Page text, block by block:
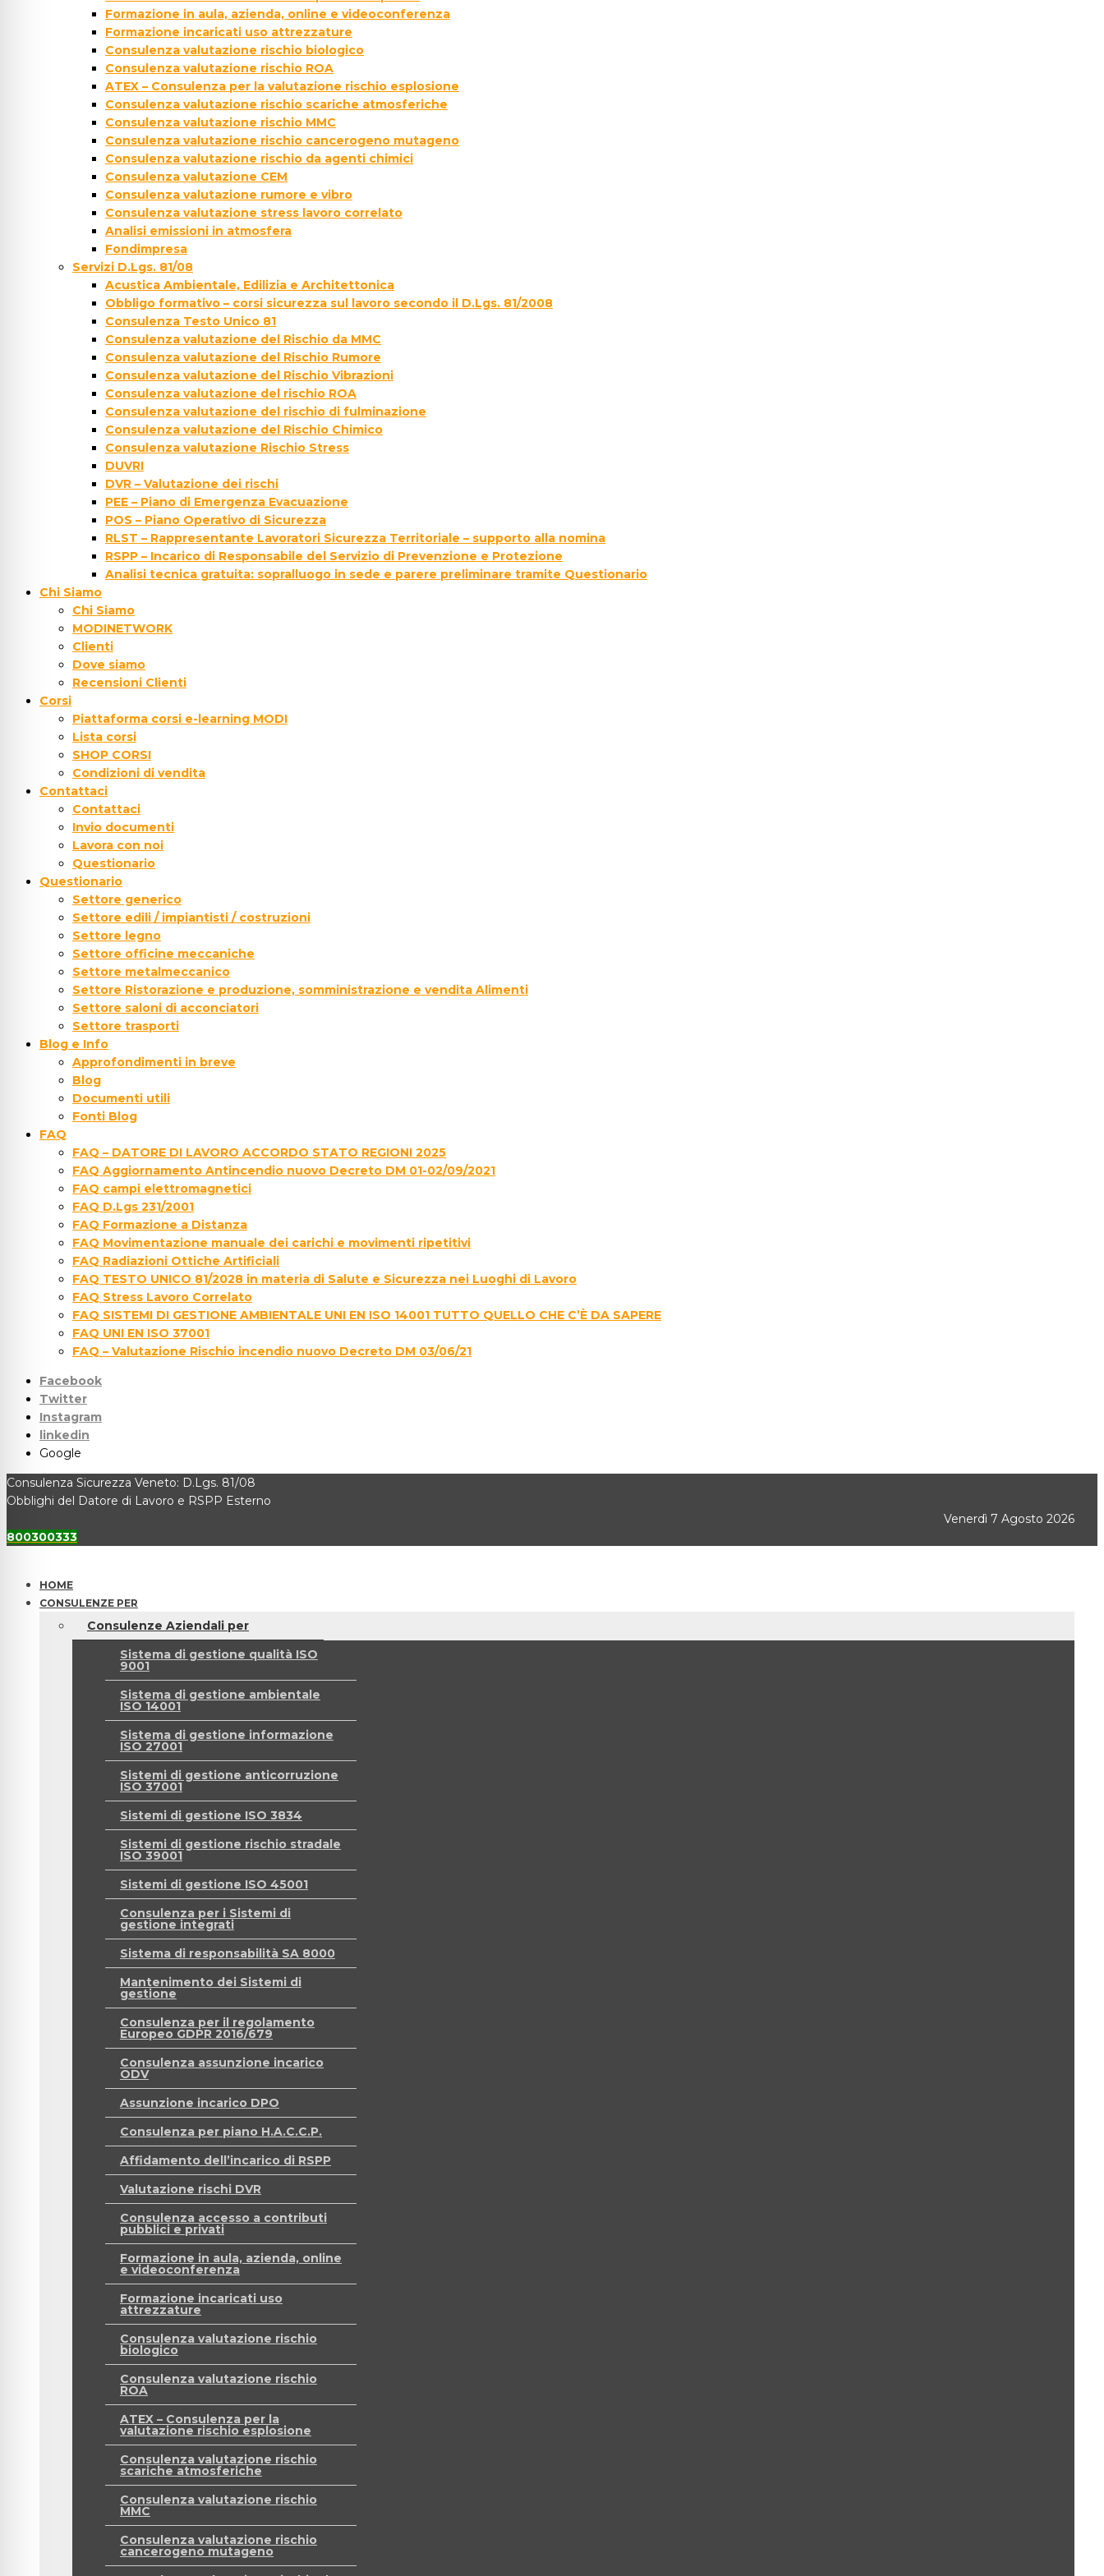
Formazione in aula, azienda, online e videoconferenza
Formazione incaricati uso attrezzature
Consulenza valutazione rischio biologico
Consulenza valutazione rischio ROA
ATEX – Consulenza per la valutazione rischio esplosione
Consulenza valutazione rischio scariche atmosferiche
Consulenza valutazione rischio MMC
Consulenza valutazione rischio cancerogeno mutageno
Consulenza valutazione rischio da agenti chimici
Consulenza valutazione CEM
Consulenza valutazione rumore e vibro
Consulenza valutazione stress lavoro correlato
Analisi emissioni in atmosfera
Fondimpresa
Servizi D.Lgs. 81/08
Acustica Ambientale, Edilizia e Architettonica
Obbligo formativo – corsi sicurezza sul lavoro secondo il D.Lgs. 81/2008
Consulenza Testo Unico 81
Consulenza valutazione del Rischio da MMC
Consulenza valutazione del Rischio Rumore
Consulenza valutazione del Rischio Vibrazioni
Consulenza valutazione del rischio ROA
Consulenza valutazione del rischio di fulminazione
Consulenza valutazione del Rischio Chimico
Consulenza valutazione Rischio Stress
DUVRI
DVR – Valutazione dei rischi
PEE – Piano di Emergenza Evacuazione
POS – Piano Operativo di Sicurezza
RLST – Rappresentante Lavoratori Sicurezza Territoriale – supporto alla nomina
RSPP – Incarico di Responsabile del Servizio di Prevenzione e Protezione
Analisi tecnica gratuita: sopralluogo in sede e parere preliminare tramite Questionario
Chi Siamo
Chi Siamo
MODINETWORK
Clienti
Dove siamo
Recensioni Clienti
Corsi
Piattaforma corsi e-learning MODI
Lista corsi
SHOP CORSI
Condizioni di vendita
Contattaci
Contattaci
Invio documenti
Lavora con noi
Questionario
Questionario
Settore generico
Settore edili / impiantisti / costruzioni
Settore legno
Settore officine meccaniche
Settore metalmeccanico
Settore Ristorazione e produzione, somministrazione e vendita Alimenti
Settore saloni di acconciatori
Settore trasporti
Blog e Info
Approfondimenti in breve
Blog
Documenti utili
Fonti Blog
FAQ
FAQ – DATORE DI LAVORO ACCORDO STATO REGIONI 2025
FAQ Aggiornamento Antincendio nuovo Decreto DM 01-02/09/2021
FAQ campi elettromagnetici
FAQ D.Lgs 231/2001
FAQ Formazione a Distanza
FAQ Movimentazione manuale dei carichi e movimenti ripetitivi
FAQ Radiazioni Ottiche Artificiali
FAQ TESTO UNICO 81/2028 in materia di Salute e Sicurezza nei Luoghi di Lavoro
FAQ Stress Lavoro Correlato
FAQ SISTEMI DI GESTIONE AMBIENTALE UNI EN ISO 14001 TUTTO QUELLO CHE C’È DA SAPERE
FAQ UNI EN ISO 37001
FAQ – Valutazione Rischio incendio nuovo Decreto DM 03/06/21
Facebook
Twitter
Instagram
linkedin
Google
Consulenza Sicurezza Veneto: D.Lgs. 81/08
Obblighi del Datore di Lavoro e RSPP Esterno
Venerdì 7 Agosto 2026
800300333
HOME
CONSULENZE PER
Consulenze Aziendali per
Sistema di gestione qualità ISO
9001
Sistema di gestione ambientale
ISO 14001
Sistema di gestione informazione
ISO 27001
Sistemi di gestione anticorruzione
ISO 37001
Sistemi di gestione ISO 3834
Sistemi di gestione rischio stradale
ISO 39001
Sistemi di gestione ISO 45001
Consulenza per i Sistemi di
gestione integrati
Sistema di responsabilità SA 8000
Mantenimento dei Sistemi di
gestione
Consulenza per il regolamento
Europeo GDPR 2016/679
Consulenza assunzione incarico
ODV
Assunzione incarico DPO
Consulenza per piano H.A.C.C.P.
Affidamento dell’incarico di RSPP
Valutazione rischi DVR
Consulenza accesso a contributi
pubblici e privati
Formazione in aula, azienda, online
e videoconferenza
Formazione incaricati uso
attrezzature
Consulenza valutazione rischio
biologico
Consulenza valutazione rischio
ROA
ATEX – Consulenza per la
valutazione rischio esplosione
Consulenza valutazione rischio
scariche atmosferiche
Consulenza valutazione rischio
MMC
Consulenza valutazione rischio
cancerogeno mutageno